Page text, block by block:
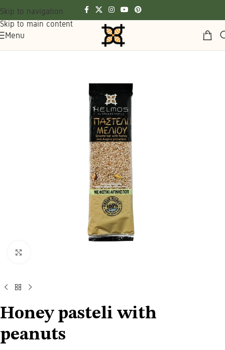
Skip to navigation
Skip to main content
Menu
Honey pasteli with
peanuts